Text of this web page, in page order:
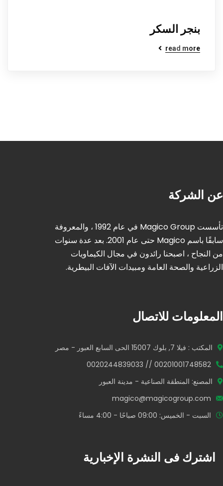
بنجر السكر
read more
عن الشركة
تأسست Magico Group في عام 1992 ، والمعروفة
سابقًا باسم Magico حتى عام 2001. بعد عدة سنوات
من النجاح ، اصبحنا رائدون في مجال الكيماويات
الزراعية والصحة العامة ومبيدات الآفات البيطرية.
المعلومات للاتصال
المكتب : فيلا 7, بلوك 15007 الحى السابع العبور - مصر
00201001748582 // 0020244839033
المصنع: المنطقة الصناعية - مدينة العبور
magico@magicogroup.com
السبت - الخميس: 09:00 صباحًا - 4:00 مساءً
اشترك فى النشرة الإخبارية